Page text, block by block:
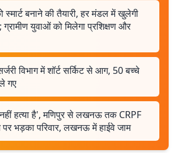
स्मार्ट बनाने की तैयारी, हर मंडल में खुलेगी
युवाओं को मिलेगा प्रशिक्षण और
विभाग में शॉर्ट सर्किट से आग, 50 बच्चे
गए
हत्या है', मणिपुर से लखनऊ तक CRPF
पर भड़का परिवार, लखनऊ में हाईवे जाम